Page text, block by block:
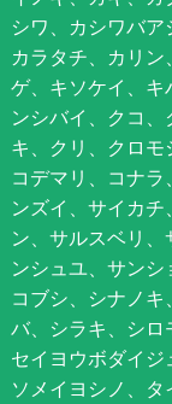
シワ、カシワバア
カラタチ、カリ
ゲ、キソケイ、キ
ンシバイ、クコ
キ、クリ、クロモ
コデマリ、コナ
ンズイ、サイカ
ン、サルスベリ
ンシュユ、サン
コブシ、シナノ
バ、シラキ、シロ
セイヨウボダイジ
ソメイヨシノ、